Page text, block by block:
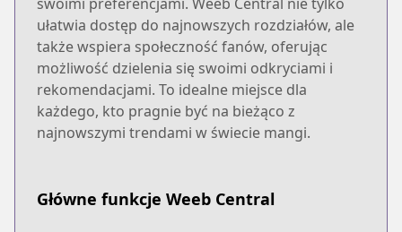
ułatwia dostęp do najnowszych rozdziałów, ale
także wspiera społeczność fanów, oferując
możliwość dzielenia się swoimi odkryciami i
rekomendacjami. To idealne miejsce dla
każdego, kto pragnie być na bieżąco z
najnowszymi trendami w świecie mangi.
Główne funkcje Weeb Central